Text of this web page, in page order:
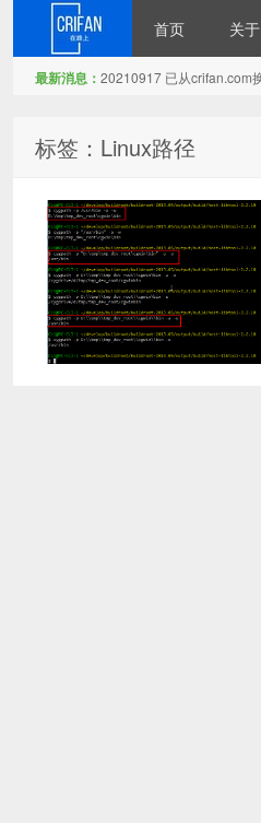
首页 关于
最新消息： 20210917 已从crifan.com
标签：Linux路径